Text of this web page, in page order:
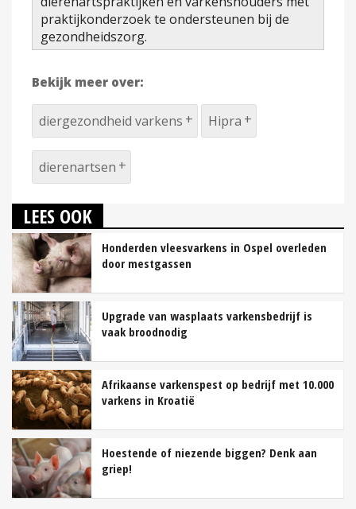
praktijkonderzoek te ondersteunen bij de
gezondheidszorg.
Bekijk meer over:
diergezondheid varkens Hipra
dierenartsen
LEES OOK
Honderden vleesvarkens in Ospel overleden
door mestgassen
Upgrade van wasplaats varkensbedrijf is
vaak broodnodig
Afrikaanse varkenspest op bedrijf met 10.000
varkens in Kroatië
Hoestende of niezende biggen? Denk aan
griep!